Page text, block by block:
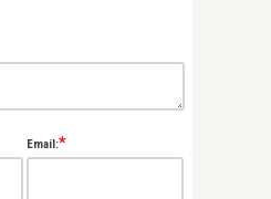
Email:*